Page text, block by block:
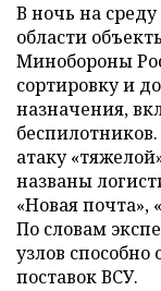
В ночь на
области
Минобороны
сортировку и
назначения,
атаку
названы
«Новая почта»,
По словам
узлов
поставок ВСУ.